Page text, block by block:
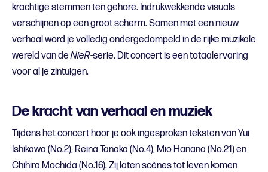
krachtige stemmen ten gehore. Indrukwekkende visuals
verschijnen op een groot scherm. Samen met een nieuw
verhaal word je volledig ondergedompeld in de rijke muzikale
wereld van deNieR-serie. Dit concert is een totaalervaring
voor al je zintuigen.
De kracht van verhaal en muziek
Tijdens het concert hoor je ook ingesproken teksten van Yui
Ishikawa (No.2), Reina Tanaka (No.4), Mio Hanana (No.21) en
Chihira Mochida (No.16). Zij laten scènes tot leven komen